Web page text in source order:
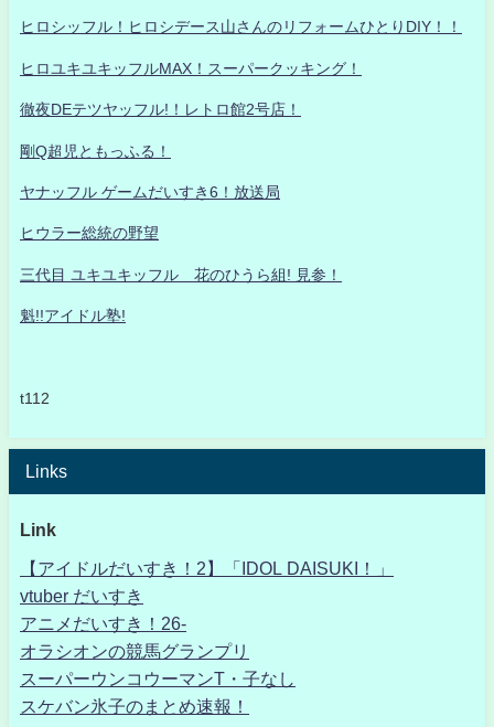
ヒロシッフル！ヒロシデース山さんのリフォームひとりDIY！！
ヒロユキユキッフルMAX！スーパークッキング！
徹夜DEテツヤッフル!！レトロ館2号店！
剛Q超児ともっふる！
ヤナッフル ゲームだいすき6！放送局
ヒウラー総統の野望
三代目 ユキユキッフル 花のひうら組! 見参！
魁!!アイドル塾!
t112
Links
Link
【アイドルだいすき！2】「IDOL DAISUKI！」
vtuber だいすき
アニメだいすき！26-
オラシオンの競馬グランプリ
スーパーウンコウーマンT・子なし
スケバン氷子のまとめ速報！